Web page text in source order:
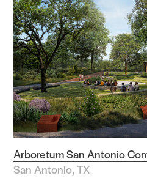
科研创新区
韧性设计
街道景观
城市区块
滨水空间
办公空间
地区
Arboretum San Antonio
San Antonio, TX